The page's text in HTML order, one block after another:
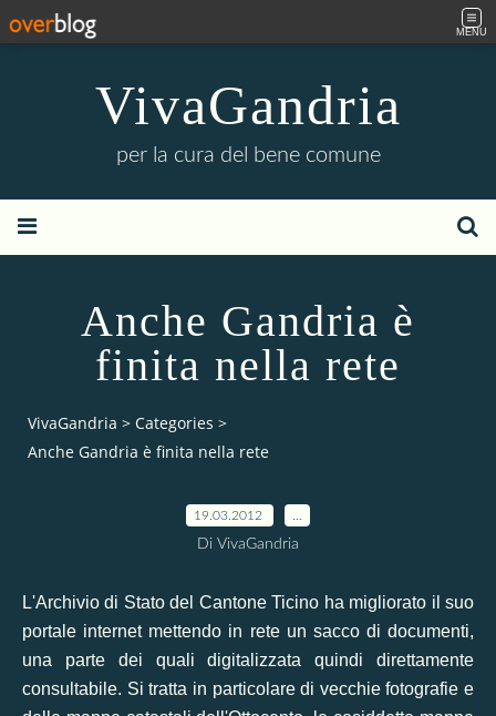
MENU
VivaGandria
per la cura del bene comune
Anche Gandria è
finita nella rete
VivaGandria > Categories >
Anche Gandria è finita nella rete
19.03.2012
Di VivaGandria
L'Archivio di Stato del Cantone Ticino ha migliorato il suo
portale internet mettendo in rete un sacco di documenti,
una parte dei quali digitalizzata quindi direttamente
consultabile. Si tratta in particolare di vecchie fotografie e